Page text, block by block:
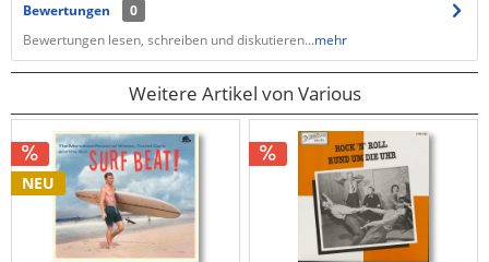
Bewertungen
0
Bewertungen lesen, schreiben und diskutieren...mehr
Weitere Artikel von Various
NEU